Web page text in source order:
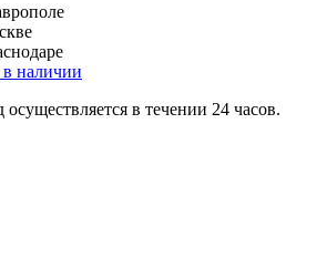
в наличии
в течении 24 часов.